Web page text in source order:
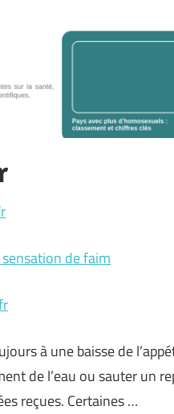
de faim
à une baisse de
de l’eau ou sauter un
reçues. Certaines …